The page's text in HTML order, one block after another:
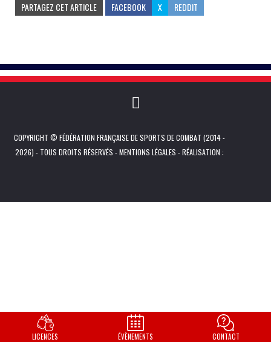
PARTAGEZ CET ARTICLE FACEBOOK X REDDIT
COPYRIGHT © FÉDÉRATION FRANÇAISE DE SPORTS DE COMBAT (2014 -
2026) - TOUS DROITS RÉSERVÉS -MENTIONS LÉGALES - RÉALISATION :
LICENCES ÉVÈNEMENTS CONTACT